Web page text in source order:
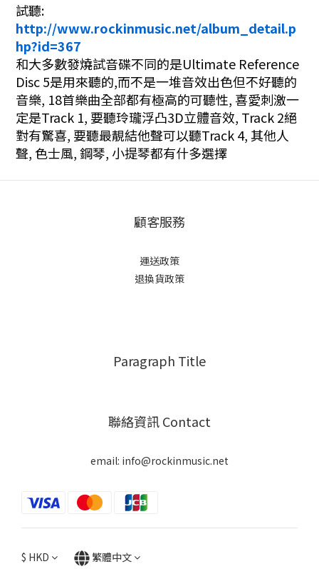
試聽:
http://www.rockinmusic.net/album_detail.p
hp?id=367
和大多數發燒試音碟不同的是Ultimate Reference
Disc 5是用來聽的,而不是一堆音效出色但不好聽的
音樂, 18首樂曲全部都有極高的可聽性, 喜愛刺激一
定是Track 1, 要聽玲瓏浮凸3D立體音效, Track2絕
對有驚喜, 要聽最靚結他聲可以聽Track 4, 其他人
聲, 色士風, 鋼琴, 小提琴都有什多選擇
顧客服務
運送政策
退換貨政策
Paragraph Title
聯絡資訊 Contact
email: info@rockinmusic.net
$ HKD 繁體中文